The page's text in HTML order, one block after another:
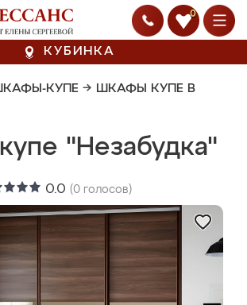
0
КУБИНКА
КУПЕ → ШКАФЫ КУПЕ В
"Незабудка"
0.0 (0 голосов)